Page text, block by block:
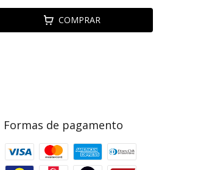
COMPRAR
Formas de pagamento